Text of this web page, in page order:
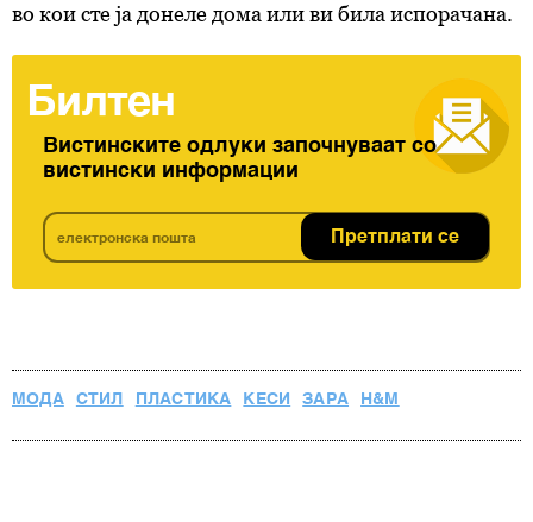
во кои сте ја донеле дома или ви била испорачана.
Билтен
Вистинските одлуки започнуваат со
вистински информации
Претплати се
МОДА СТИЛ ПЛАСТИКА КЕСИ ЗАРА H&M